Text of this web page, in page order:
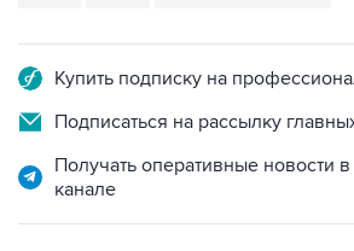
Купить подписку на
Подписаться на рассылку
Получать оперативные новости
канале